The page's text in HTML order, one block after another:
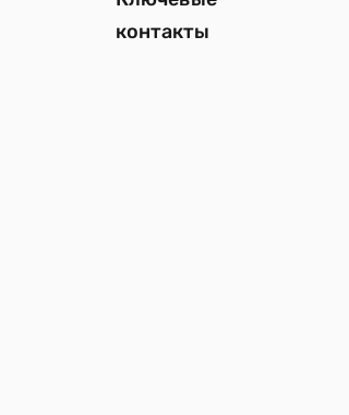
контакты